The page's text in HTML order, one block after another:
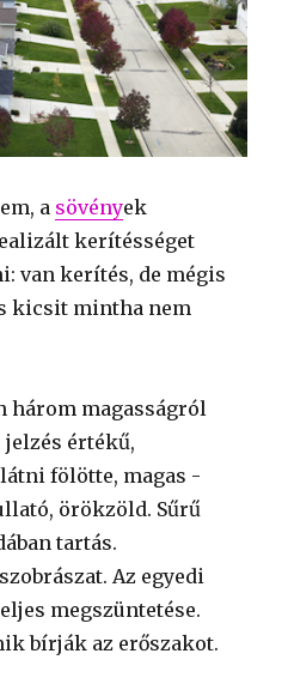
a sövények
kerítésséget
van kerítés, de mégis
kicsit mintha nem
három magasságról
jelzés értékű,
fölötte, magas -
örökzöld. Sűrű
tartás.
Az egyedi
megszüntetése.
bírják az erőszakot.